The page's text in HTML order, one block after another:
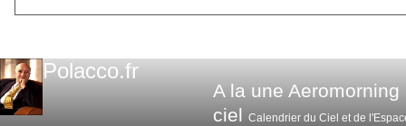
Polacco.fr
A la une Aeromorning
ciel Calendrier du Ciel et de